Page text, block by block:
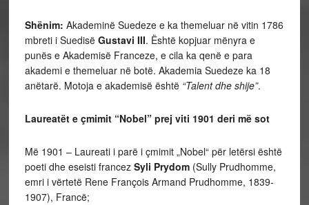
Shënim: Akademinë Suedeze e ka themeluar në vitin 1786
mbreti i Suedisë Gustavi III. Është kopjuar mënyra e
punës e Akademisë Franceze, e cila ka qenë e para
akademi e themeluar në botë. Akademia Suedeze ka 18
anëtarë. Motoja e akademisë është “Talent dhe shije”.
Laureatët e çmimit “Nobel” prej viti 1901 deri më sot
Më 1901 – Laureati i parë i çmimit „Nobel“ për letërsi është
poeti dhe eseisti francez Syli Prydom (Sully Prudhomme,
emri i vërtetë Rene François Armand Prudhomme, 1839-
1907), Francë;